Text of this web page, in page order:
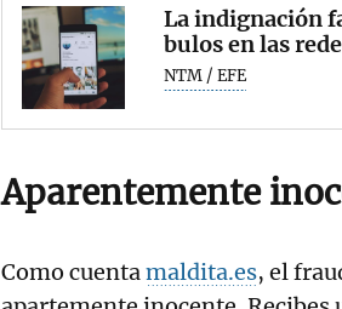
La indignación
bulos en las
NTM / EFE
Aparentemente
Como cuentamaldita.es, el